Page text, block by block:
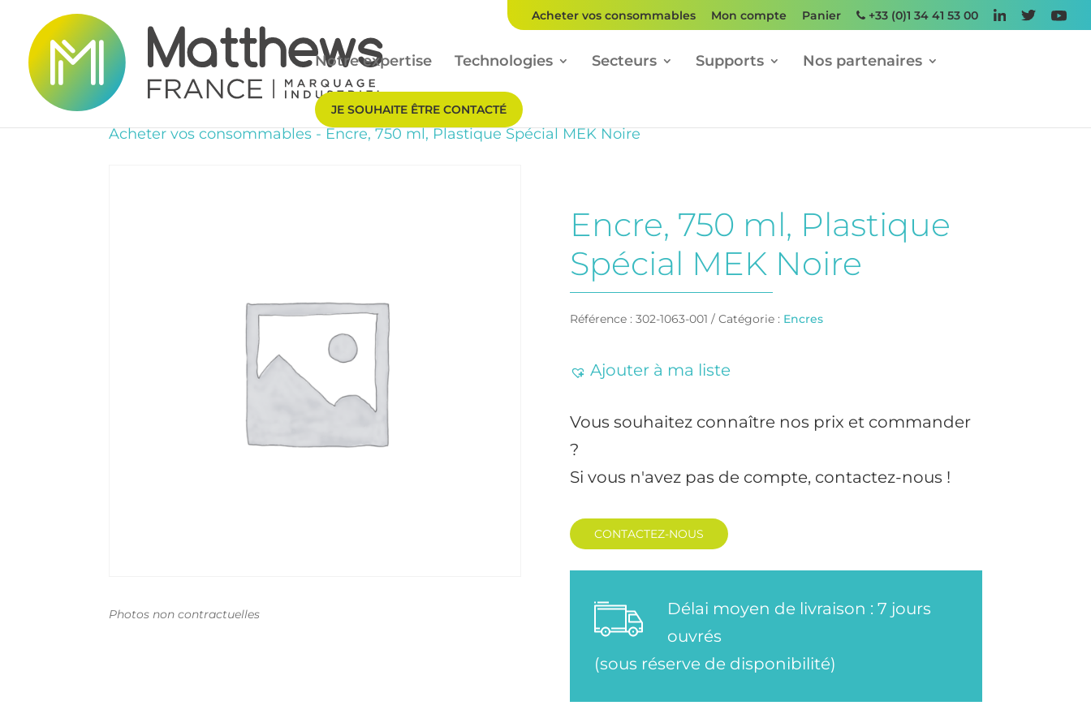
Acheter vos consommables Mon compte Panier +33 (0)1 34 41 53 00
Notre expertise Technologies Secteurs Supports Nos partenaires
JE SOUHAITE ÊTRE CONTACTÉ
Acheter vos consommables-Encre, 750 ml, Plastique Spécial MEK Noire
Photos non contractuelles
Encre, 750 ml, Plastique
Spécial MEK Noire
Référence : 302-1063-001 Catégorie : Encres
Ajouter à ma liste
Vous souhaitez connaître nos prix et commander
?
Si vous n'avez pas de compte, contactez-nous !
CONTACTEZ-NOUS
Délai moyen de livraison : 7 jours
ouvrés
(sous réserve de disponibilité)